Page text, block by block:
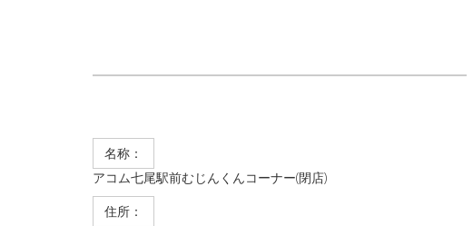
名称：
アコム七尾駅前むじんくんコーナー(閉店)
住所：